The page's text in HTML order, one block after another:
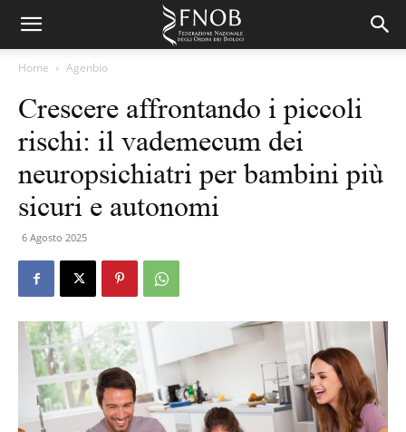
Home Agenbio
Crescere affrontando i piccoli
rischi: il vademecum dei
neuropsichiatri per bambini più
sicuri e autonomi
6 Agosto 2025